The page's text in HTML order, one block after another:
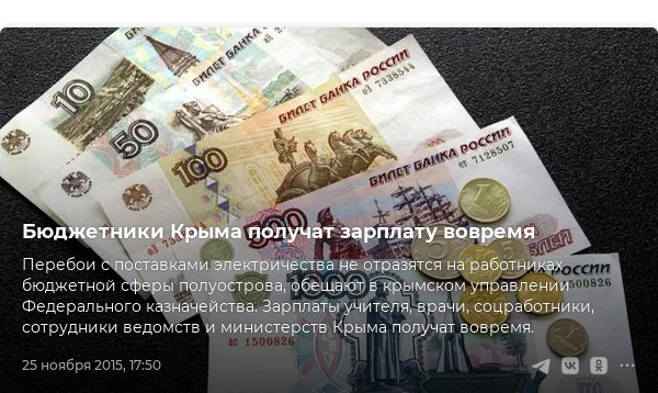
25 ноября 2015, 17:50
Бюджетники Крыма получат зарплату вовремя
Перебои с поставками электричества не отразятся на работниках
бюджетной сферы полуострова, обещают в крымском управлении
Федерального казначейства. Зарплаты учителя, врачи, соцработники,
сотрудники ведомств и министерств Крыма получат вовремя.